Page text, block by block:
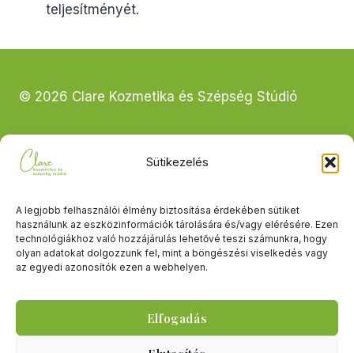
Sütikezelés
A legjobb felhasználói élmény biztosítása érdekében sütiket
használunk az eszközinformációk tárolására és/vagy elérésére. Ezen
technológiákhoz való hozzájárulás lehetővé teszi számunkra, hogy
olyan adatokat dolgozzunk fel, mint a böngészési viselkedés vagy
az egyedi azonosítók ezen a webhelyen.
Elfogadás
teljesítményét.
© 2026 Clare Kozmetika és Szépség Stúdió
2092 Budakeszi, Fő u. 2.
Bejelentkezés:+36 70 770 66 77
email:clarekozmetika@gmail.com